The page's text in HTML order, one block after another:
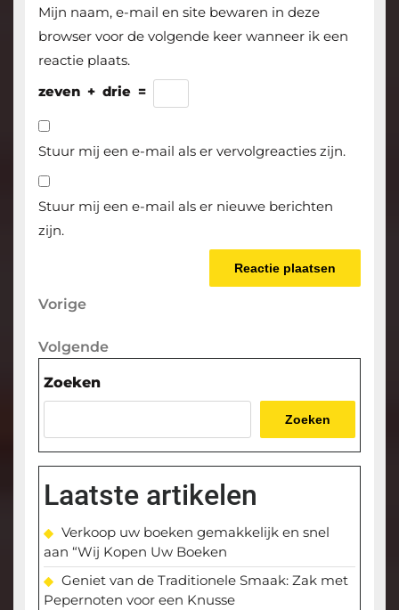
Mijn naam, e-mail en site bewaren in deze
browser voor de volgende keer wanneer ik een
reactie plaats.
zeven + drie =
Stuur mij een e-mail als er vervolgreacties zijn.
Stuur mij een e-mail als er nieuwe berichten
zijn.
Berichtnavigatie
Vorige
Vorige
Volgende
Volgende
Zoeken
Zoeken
Laatste artikelen
Verkoop uw boeken gemakkelijk en snel
aan “Wij Kopen Uw Boeken
Geniet van de Traditionele Smaak: Zak met
Pepernoten voor een Knusse